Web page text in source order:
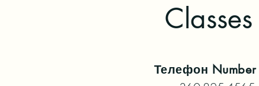
Телефон Number